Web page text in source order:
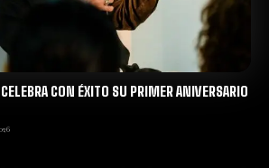
CON ÉXITO SU PRIMER ANIVERSARIO